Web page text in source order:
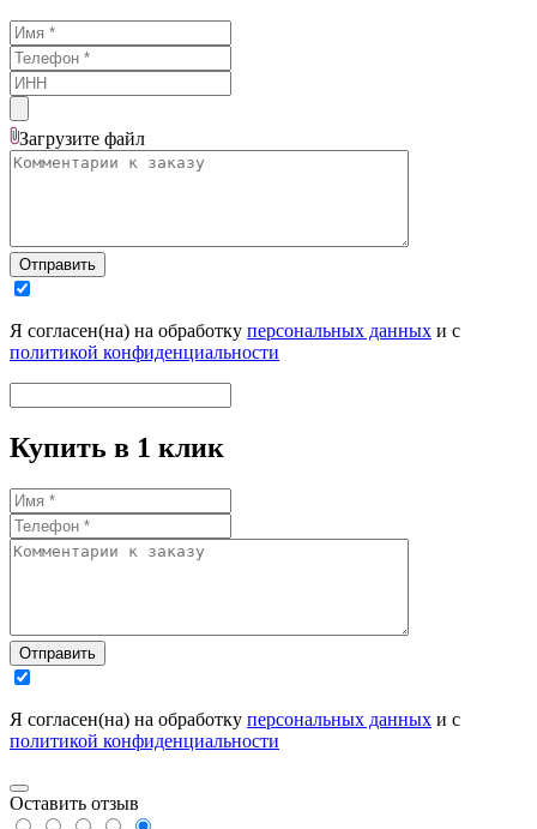
Загрузите файл
Отправить
Я согласен(на) на обработку персональных данных и с
политикой конфиденциальности
Купить в 1 клик
Отправить
Я согласен(на) на обработку персональных данных и с
политикой конфиденциальности
Оставить отзыв